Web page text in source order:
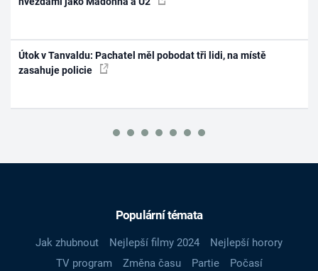
Útok v Tanvaldu: Pachatel měl pobodat tři lidi, na místě
zasahuje policie
Populární témata
Jak zhubnout Nejlepší filmy 2024
Nejlepší horory
TV program
Změna času Partie
Počasí